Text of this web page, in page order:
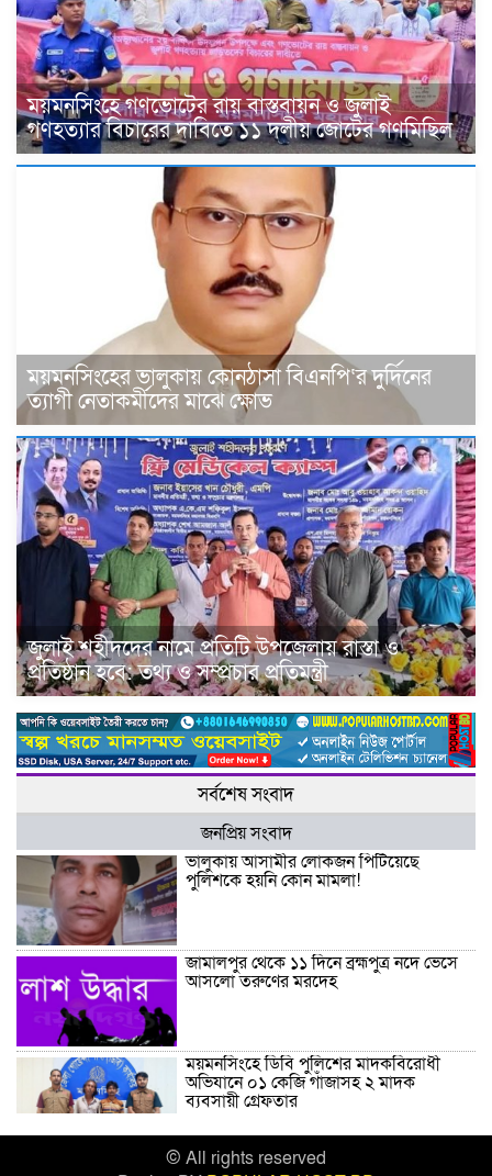
ময়মনসিংহে গণভোটের রায় বাস্তবায়ন ও জুলাই
গণহত্যার বিচারের দাবিতে ১১ দলীয় জোটের গণমিছিল
ময়মনসিংহের ভালুকায় কোনঠাসা বিএনপি‘র দুর্দিনের
ত্যাগী নেতাকর্মীদের মাঝে ক্ষোভ
জুলাই শহীদদের নামে প্রতিটি উপজেলায় রাস্তা ও
প্রতিষ্ঠান হবে: তথ্য ও সম্প্রচার প্রতিমন্ত্রী
সর্বশেষ সংবাদ
জনপ্রিয় সংবাদ
ভালুকায় আসামীর লোকজন পিটিয়েছে
পুলিশকে হয়নি কোন মামলা!
জামালপুর থেকে ১১ দিনে ব্রহ্মপুত্র নদে ভেসে
আসলো তরুণের মরদেহ
ময়মনসিংহে ডিবি পুলিশের মাদকবিরোধী
অভিযানে ০১ কেজি গাঁজাসহ ২ মাদক
ব্যবসায়ী গ্রেফতার
ময়মনসিংহে গণভোটের রায় বাস্তবায়ন ও
© All rights reserved